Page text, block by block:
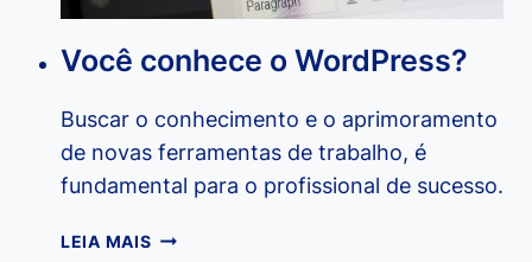
Você conhece o WordPress?
Buscar o conhecimento e o aprimoramento
de novas ferramentas de trabalho, é
fundamental para o profissional de sucesso.
LEIA MAISVOCÊ